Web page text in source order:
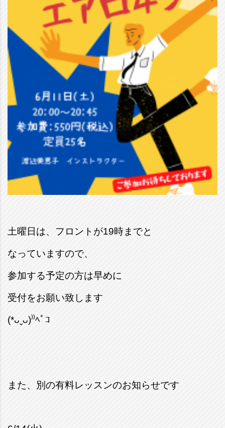
土曜日は、フロントが19時までと
なっていますので、
参加する予定の方は早めに
受付をお願い致します
(*ᴗˬᴗ)⁾⁾ﾍﾟｺ
また、別の有料レッスンのお知らせです